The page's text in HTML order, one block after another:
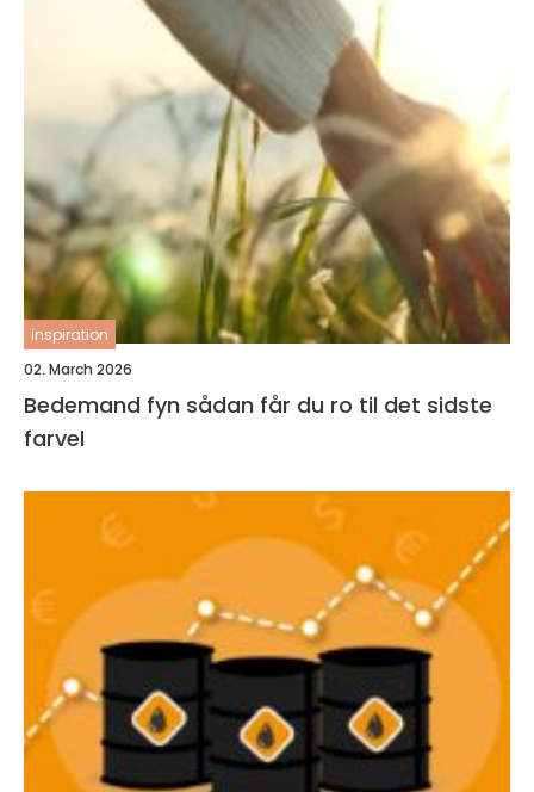
inspiration
02. March 2026
Bedemand fyn sådan får du ro til det sidste
farvel